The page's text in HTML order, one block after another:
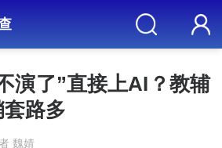
演了”直接上AI？教辅
路多
魏婧